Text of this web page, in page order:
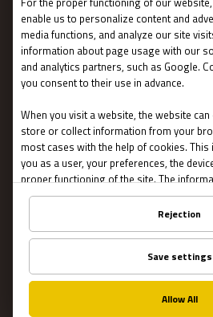
IMPORTANT
Contact Us
Terms and conditions
Privacy
About US
FAQ
Jobs